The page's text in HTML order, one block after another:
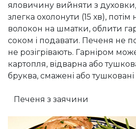
яловичину вийняти з
злегка охолонути (15 хв), потім
волокон на шматки, облити
соком і подавати. Печеня не
не розігрівають. Гарніром
картопля, відварна або
бруква, смажені або
Печеня з заячини